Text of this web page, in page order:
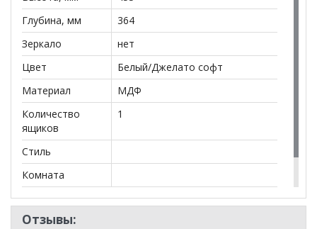
Глубина, мм
364
Зеркало
нет
Цвет
Белый/Джелато софт
Материал
МДФ
Количество
ящиков
1
Стиль
Комната
Пол
Отзывы: